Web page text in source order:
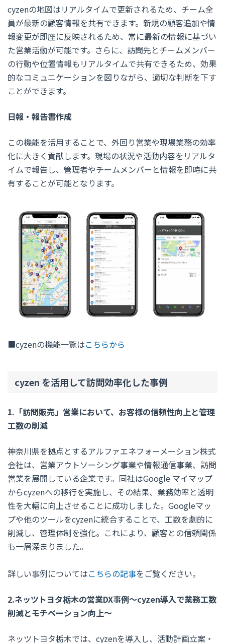
cyzenの地図はリアルタイムで更新されるため、チーム全
員が最新の顧客情報を共有できます。新規の顧客追加や情
報変更が即座に反映されるため、常に最新の情報に基づい
た営業活動が可能です。さらに、訪問先とチームメンバー
の行動や位置情報もリアルタイムで共有できるため、効果
的なコミュニケーションを図りながら、適切な判断を下す
ことができます。
日報・報告書作成
この機能を活用することで、外回り営業や現場業務の効率
化に大きく貢献します。現場の状況や活動内容をリアルタ
イムで報告し、管理者やチームメンバーと情報を即時に共
有することが可能となります。
■cyzenの機能一覧はこちらから
cyzen を活用して訪問効率化した事例
1.「訪問販売」営業において、お客様の信頼性向上と管理
工数の削減
神奈川県を拠点とするアルファエネフォーメーション株式
会社は、営業アウトソーシング事業や情報通信事業、訪問
営業を展開している企業です。同社はGoogle マイマップ
からcyzenへの移行を実施し、その結果、業務効率と透明
性を大幅に向上させることに成功しました。Googleマッ
プや他のツールをcyzenに統合することで、工数を劇的に
削減し、管理体制を強化。これにより、顧客との信頼関係
も一層深まりました。
詳しい事例についてはこちらの記事をご覧ください。
2.ネッツトヨタ栃木の営業DX事例～cyzen導入で業務工数
削減とモチベーション向上～
ネッツトヨタ栃木では、 cyzenを導入し、活動計画立案・